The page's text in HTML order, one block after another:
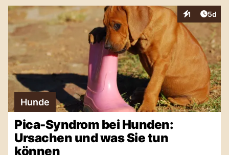
1
Interaktionen
5d
Hunde
Pica-Syndrom bei Hunden:
Ursachen und was Sie tun
können